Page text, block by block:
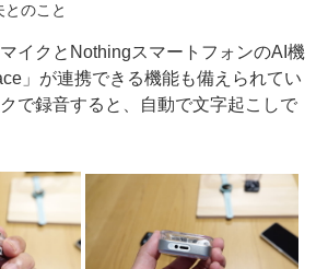
のこと
イクとNothingスマートフォンのAI機
」が連携できる機能も備えられてい
で録音すると、自動で文字起こしで